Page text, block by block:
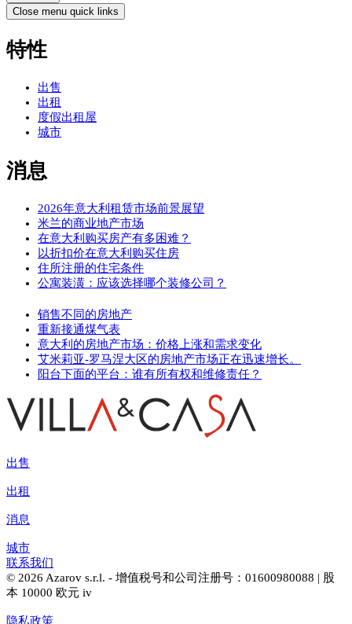
Close menu quick links
特性
出售
出租
度假出租屋
城市
消息
2026年意大利租赁市场前景展望
米兰的商业地产市场
在意大利购买房产有多困难？
以折扣价在意大利购买住房
住所注册的住宅条件
公寓装潢：应该选择哪个装修公司？
销售不同的房地产
重新接通煤气表
意大利的房地产市场：价格上涨和需求变化
艾米莉亚-罗马涅大区的房地产市场正在迅速增长。
阳台下面的平台：谁有所有权和维修责任？
出售
出租
消息
城市
联系我们
© 2026 Azarov s.r.l. - 增值税号和公司注册号：01600980088 | 股
本 10000 欧元 iv
隐私政策